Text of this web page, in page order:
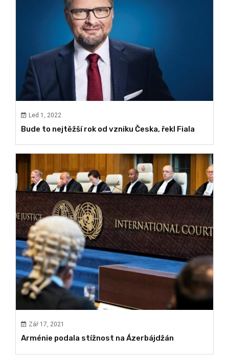
Led 1, 2022
Bude to nejtěžší rok od vzniku Česka, řekl Fiala
Zář 17, 2021
Arménie podala stížnost na Ázerbájdžán